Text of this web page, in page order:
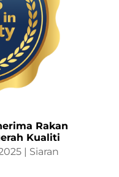
Rakan
Kualiti
| Siaran